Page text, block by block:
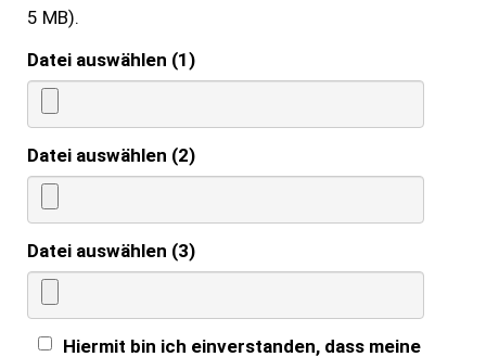
5 MB).
Datei auswählen (1)
Datei auswählen (2)
Datei auswählen (3)
Hiermit bin ich einverstanden, dass meine